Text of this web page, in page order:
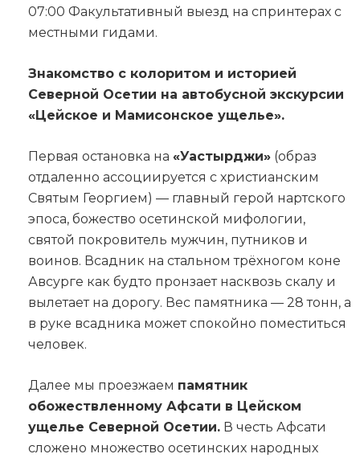
07:00 Факультативный выезд на спринтерах с
местными гидами.
Знакомство с колоритом и историей
Северной Осетии на автобусной экскурсии
«Цейское и Мамисонское ущелье».
Первая остановка на «Уастырджи» (образ
отдаленно ассоциируется с христианским
Святым Георгием) — главный герой нартского
эпоса, божество осетинской мифологии,
святой покровитель мужчин, путников и
воинов. Всадник на стальном трёхногом коне
Авсурге как будто пронзает насквозь скалу и
вылетает на дорогу. Вес памятника — 28 тонн, а
в руке всадника может спокойно поместиться
человек.
Далее мы проезжаем памятник
обожествленному Афсати в Цейском
ущелье Северной Осетии. В честь Афсати
сложено множество осетинских народных